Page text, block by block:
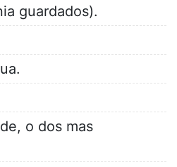
guardados).
o dos mas